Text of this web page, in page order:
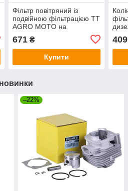
Фільтр повітряний із
подвійною фільтрацією TT
AGRO MOTO на
бензиновий двигун 178F,
висока нижня склянка,
висота загальна — 280 мм
671₴
Купити
409
–22%